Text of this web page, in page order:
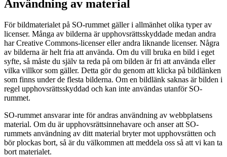
Användning av material
För bildmaterialet på SO-rummet gäller i allmänhet olika typer av
licenser. Många av bilderna är upphovsrättsskyddade medan andra
har Creative Commons-licenser eller andra liknande licenser. Några
av bilderna är helt fria att använda. Om du vill bruka en bild i eget
syfte, så måste du själv ta reda på om bilden är fri att använda eller
vilka villkor som gäller. Detta gör du genom att klicka på bildlänken
som finns under de flesta bilderna. Om en bildlänk saknas är bilden i
regel upphovsrättsskyddad och kan inte användas utanför SO-
rummet.
SO-rummet ansvarar inte för andras användning av webbplatsens
material. Om du är upphovsrättsinnehavare och anser att SO-
rummets användning av ditt material bryter mot upphovsrätten och
bör plockas bort, så är du välkommen att meddela oss så att vi kan ta
bort materialet.